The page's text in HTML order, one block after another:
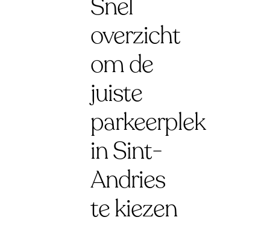
Snel
overzicht
om de
juiste
parkeerplek
in Sint-
Andries
te kiezen